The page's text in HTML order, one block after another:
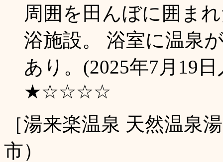
周囲を田んぼに囲ま
浴施設。 浴室に温泉
あり。(2025年7月19
★☆☆☆☆
［湯来楽温泉 天然温泉
市）